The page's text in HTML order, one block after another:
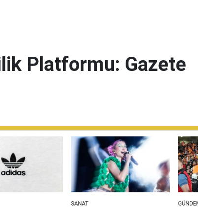
Platformu: Gazete